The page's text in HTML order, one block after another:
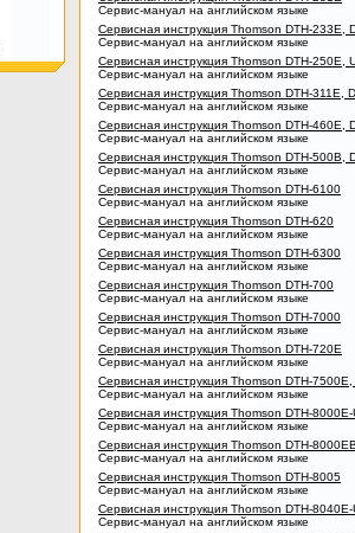
Сервис-мануал на английском языке
Сервисная инструкция Thomson DTH-233E,
Сервис-мануал на английском языке
Сервисная инструкция Thomson DTH-250E,
Сервис-мануал на английском языке
Сервисная инструкция Thomson DTH-311E,
Сервис-мануал на английском языке
Сервисная инструкция Thomson DTH-460E,
Сервис-мануал на английском языке
Сервисная инструкция Thomson DTH-500B,
Сервис-мануал на английском языке
Сервисная инструкция Thomson DTH-6100
Сервис-мануал на английском языке
Сервисная инструкция Thomson DTH-620
Сервис-мануал на английском языке
Сервисная инструкция Thomson DTH-6300
Сервис-мануал на английском языке
Сервисная инструкция Thomson DTH-700
Сервис-мануал на английском языке
Сервисная инструкция Thomson DTH-7000
Сервис-мануал на английском языке
Сервисная инструкция Thomson DTH-720E
Сервис-мануал на английском языке
Сервисная инструкция Thomson DTH-7500E,
Сервис-мануал на английском языке
Сервисная инструкция Thomson DTH-8000E-
Сервис-мануал на английском языке
Сервисная инструкция Thomson DTH-
Сервис-мануал на английском языке
Сервисная инструкция Thomson DTH-8005
Сервис-мануал на английском языке
Сервисная инструкция Thomson DTH-8040E-
Сервис-мануал на английском языке